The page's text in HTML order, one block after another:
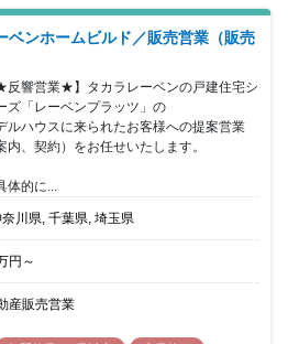
ベンホームビルド／販売営業（販売
★反響営業★】タカラレーベンの戸建住宅シ
ズ「レーベンプラッツ」の
ルハウスに来られたお客様への提案営業
内、契約）をお任せいたします。
体的に...
川県, 千葉県, 埼玉県
円 ～
産販売営業